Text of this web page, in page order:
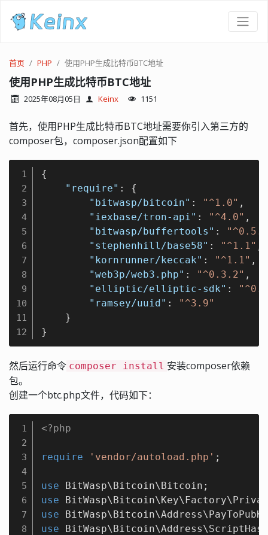
首页 PHP 使用PHP生成比特币BTC地址
使用PHP生成比特币BTC地址
2025年08月05日 Keinx 1151
首先，使用PHP生成比特币BTC地址需要你引入第三方的
composer包，composer.json配置如下
1
2
3
4
5
6
7
8
9
10
11
12
{
"require" : {
"bitwasp/bitcoin" : "^1.0" ,
"iexbase/tron-api" : "^4.0" ,
"bitwasp/buffertools" :
"stephenhill/base58" : "^1.1"
"kornrunner/keccak" : "^1.1" ,
"web3p/web3.php" : "^0.3.2" ,
"elliptic/elliptic-sdk" :
"ramsey/uuid" :
"^3.9"
    }
}
然后运行命令 composer install 安装composer依赖
包。
创建一个btc.php文件，代码如下：
1
2
3
4
5
6
7
8
<?php
require 'vendor/autoload.php' ;
use BitWasp\Bitcoin\Bitcoin
use
BitWasp\Bitcoin\Key\Factory\
use
BitWasp\Bitcoin\Address\
use
BitWasp\Bitcoin\Address\